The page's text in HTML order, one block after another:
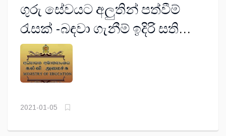
ගුරු සේවයට අලුතින් පත්වීම්
රැසක් -බඳවා ගැනීම් ඉදිරි සති
දෙක ඇතුළත
2021-01-05